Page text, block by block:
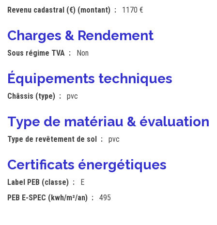
Revenu cadastral (€) (montant)
1170 €
Charges & Rendement
Sous régime TVA Non
Équipements techniques
Châssis (type) pvc
Type de matériau & évaluation
Type de revêtement de sol pvc
Certificats énergétiques
Label PEB (classe)
E
PEB E-SPEC (kwh/m²/an)
495